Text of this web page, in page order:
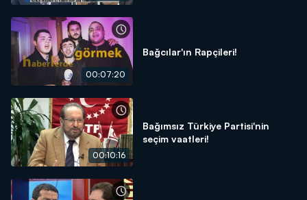
00:07:20
Bağcılar'ın Rapçileri!
00:10:16
Bağımsız Türkiye Partisi'nin
seçim vaatleri!